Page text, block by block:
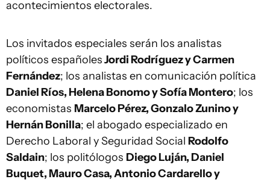
acontecimientos electorales.
Los invitados especiales serán los analistas
políticos españolesJordi Rodríguez y Carmen
Fernández; los analistas en comunicación política
Daniel Ríos, Helena Bonomo y Sofía Montero; los
economistas Marcelo Pérez, Gonzalo Zunino y
Hernán Bonilla; el abogado especializado en
Derecho Laboral y Seguridad Social Rodolfo
Saldain; los politólogos Diego Luján, Daniel
Buquet, Mauro Casa, Antonio Cardarello y